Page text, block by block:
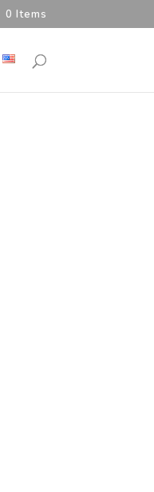
0 Items